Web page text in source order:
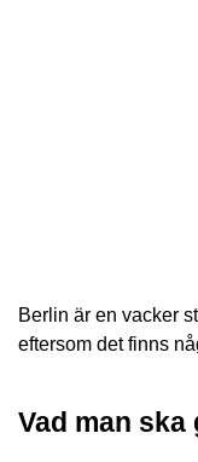
Berlin är en vacker
eftersom det finns
Vad man